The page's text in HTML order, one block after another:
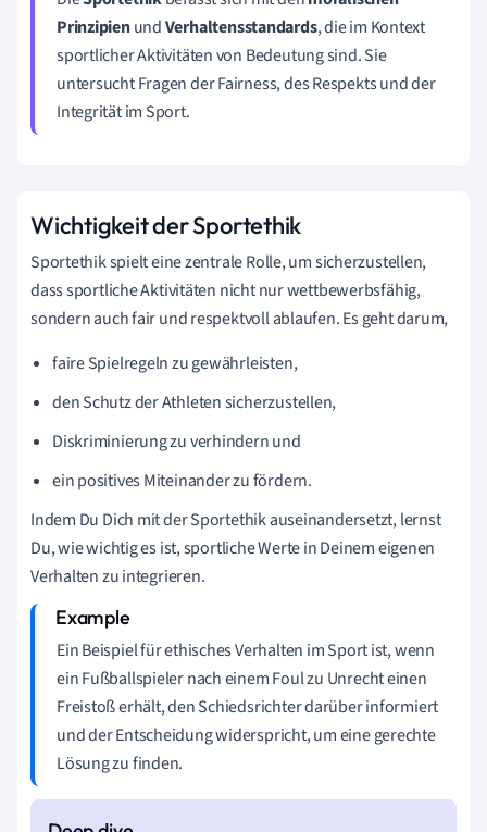
PrinzipienundVerhaltensstandards, die im Kontext
sportlicher Aktivitäten von Bedeutung sind. Sie
untersucht Fragen der Fairness, des Respekts und der
Integrität im Sport.
Wichtigkeit der Sportethik
Sportethik spielt eine zentrale Rolle, um sicherzustellen,
dass sportliche Aktivitäten nicht nur wettbewerbsfähig,
sondern auch fair und respektvoll ablaufen. Es geht darum,
faire Spielregeln zu gewährleisten,
den Schutz der Athleten sicherzustellen,
Diskriminierung zu verhindern und
ein positives Miteinander zu fördern.
Indem Du Dich mit der Sportethik auseinandersetzt, lernst
Du, wie wichtig es ist, sportliche Werte in Deinem eigenen
Verhalten zu integrieren.
Ein Beispiel für ethisches Verhalten im Sport ist, wenn
ein Fußballspieler nach einem Foul zu Unrecht einen
Freistoß erhält, den Schiedsrichter darüber informiert
und der Entscheidung widerspricht, um eine gerechte
Lösung zu finden.